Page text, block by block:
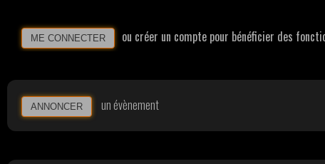
ME CONNECTER ou créer un compte pour bénéficier des
ANNONCER un évènement